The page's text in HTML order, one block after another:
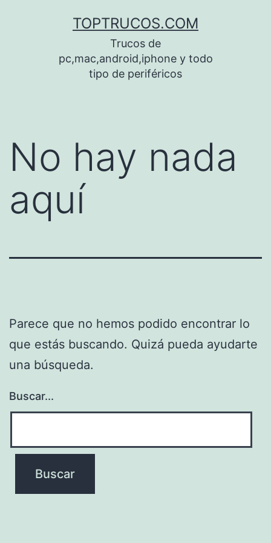
TOPTRUCOS.COM
Trucos de
pc,mac,android,iphone y todo
tipo de periféricos
No hay nada
aquí
Parece que no hemos podido encontrar lo
que estás buscando. Quizá pueda ayudarte
una búsqueda.
Buscar...